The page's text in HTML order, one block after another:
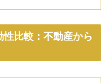
比較：不動産から